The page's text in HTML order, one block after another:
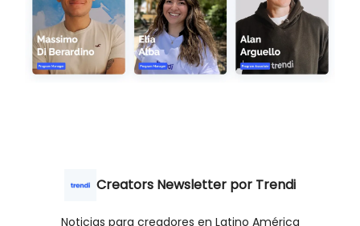
Creators Newsletter por Trendi
Noticias para creadores en Latino América